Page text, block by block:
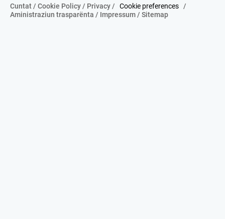
Cuntat/ Cookie Policy/ Privacy/ Cookie preferences /
Aministraziun trasparënta / Impressum/ Sitemap